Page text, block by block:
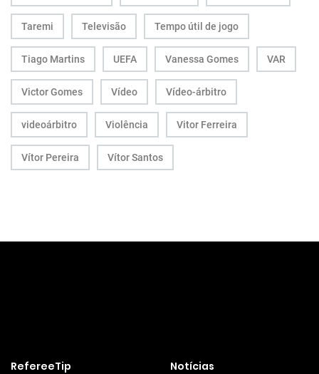
Taremi Televisão Tempo útil de jogo
Tiago Martins UEFA Vanessa Gomes VAR
Victor Gomes Vídeo Vídeo-árbitro
videoárbitro Violência Vitor Ferreira
Vítor Pereira Vítor Santos
RefereeTip Notícias